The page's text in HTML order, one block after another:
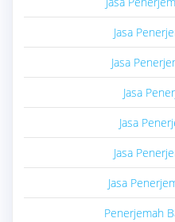
Jasa
Jasa
Jasa
Jasa
Jasa
Jasa
Penerjemah